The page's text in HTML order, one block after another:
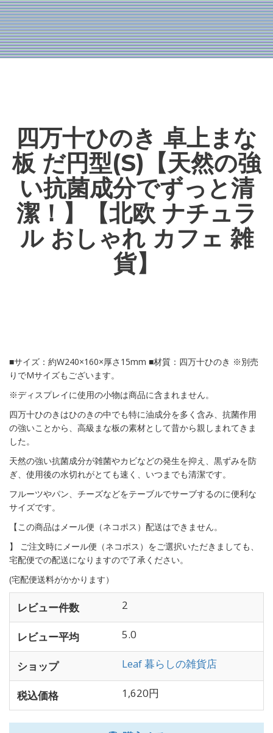
四万十ひのき 卓上まな
板 だ円型(S)【天然の強
い抗菌成分でずっと清
潔！】【北欧 ナチュラ
ル おしゃれ カフェ 雑
貨】
■サイズ：約W240×160×厚さ15mm ■材質：四万十ひのき ※別売
りでMサイズもございます。
※ディスプレイに使用の小物は商品に含まれません。
四万十ひのきはひのきの中でも特に油成分を多く含み、抗菌作用
の強いことから、高級まな板の素材として昔から親しまれてきま
した。
天然の強い抗菌成分が雑菌やカビなどの発生を抑え、黒ずみを防
ぎ、使用後の水切れがとても速く、いつまでも清潔です。
フルーツやパン、チーズなどをテーブルでサーブするのに便利な
サイズです。
【この商品はメール便（ネコポス）配送はできません。
】 ご注文時にメール便（ネコポス）をご選択いただきましても、
宅配便での配送になりますので了承ください。
(宅配便送料がかかります）
レビュー件数 2
レビュー平均 5.0
ショップ Leaf 暮らしの雑貨店
税込価格 1,620円